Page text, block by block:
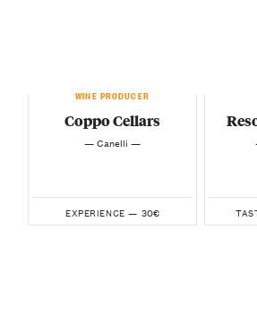
WINE PRODUCER
Coppo Cellars
— Canelli —
EXPERIENCE — 30€